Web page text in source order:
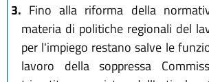
3. Fino alla riforma della
materia di politiche regionali del
per l'impiego restano salve le
lavoro della soppressa